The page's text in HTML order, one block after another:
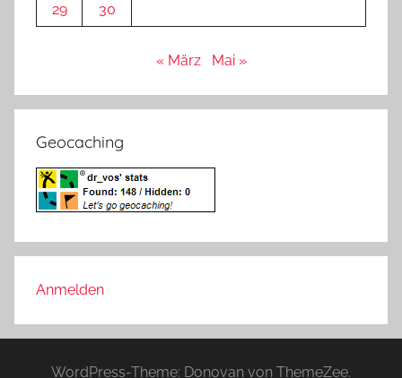
29
30
« März Mai »
Geocaching
Anmelden
WordPress-Theme: Donovan von ThemeZee.